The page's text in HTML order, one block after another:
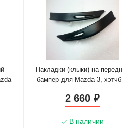
Накладки (клыки) на
бампер для Mazda 3,
2 660₽
В наличии